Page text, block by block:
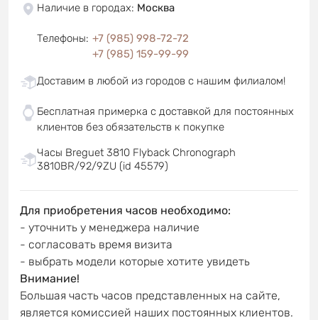
Наличие в городах: Москва
Телефоны: +7 (985) 998-72-72
+7 (985) 159-99-99
Доставим в любой из городов с нашим филиалом!
Бесплатная примерка с доставкой для постоянных
клиентов без обязательств к покупке
Часы Breguet 3810 Flyback Chronograph
3810BR/92/9ZU (id 45579)
Для приобретения часов необходимо:
- уточнить у менеджера наличие
- согласовать время визита
- выбрать модели которые хотите увидеть
Внимание!
Большая часть часов представленных на сайте,
является комиссией наших постоянных клиентов.